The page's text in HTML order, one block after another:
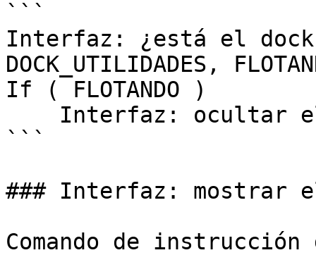
```
Interfaz: ¿está el
DOCK_UTILIDADES,
If ( FLOTANDO )
```
### Interfaz: mostrar
Comando de